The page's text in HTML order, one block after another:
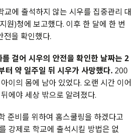
교에 출석하지 않는 시우를 집중관리 대
원)청에 보고했다. 이후 한 달에 한 번
전을 확인했다.
걸어 시우의 안전을 확인한 날짜는 2
터 약 일주일 뒤 시우가 사망했다. 200
이의 몸에 남아 있었다. 오랜 시간 이어
에야 세상 밖으로 알려졌다.
준비를 위하여 홈스쿨링을 하겠다고
강제로 학교에 출석시킬 방법은 없